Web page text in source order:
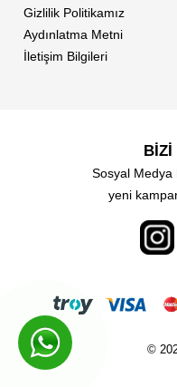
Gizlilik Politikamız
Aydınlatma Metni
İletişim Bilgileri
BİZİ
Sosyal Medya
yeni
©